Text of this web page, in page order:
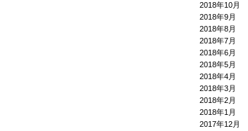
2018年10月
2018年9月
2018年8月
2018年7月
2018年6月
2018年5月
2018年4月
2018年3月
2018年2月
2018年1月
2017年12月